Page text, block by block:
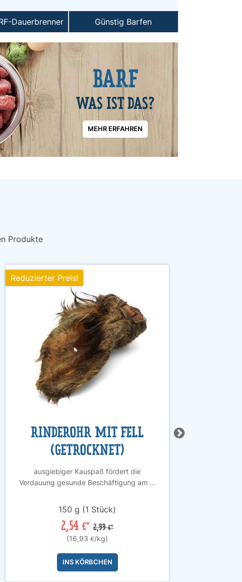
Dauerbrenner Günstig Barfen
BARF
WAS IST DAS?
MEHR ERFAHREN
Produkte
RINDEROHR MIT FELL
(GETROCKNET)
ausgiebiger Kauspaß fördert die
Verdauung gesunde Beschäftigung am ...
150 g (1 Stück)
Reduzierter Preis!
2,54 €* 2,99€*
(16,93 €/kg)
INS KÖRBCHEN